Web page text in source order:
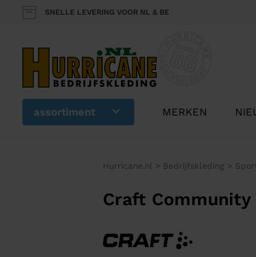
SNELLE LEVERING VOOR NL & BE
assortiment MERKEN
Hurricane.nl > Bedrijfskleding >
Craft Community